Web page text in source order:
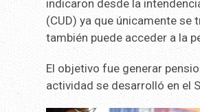
indicaron desde la
(CUD) ya que únicamente
también puede acceder a la
El objetivo fue generar
actividad se desarrolló en el